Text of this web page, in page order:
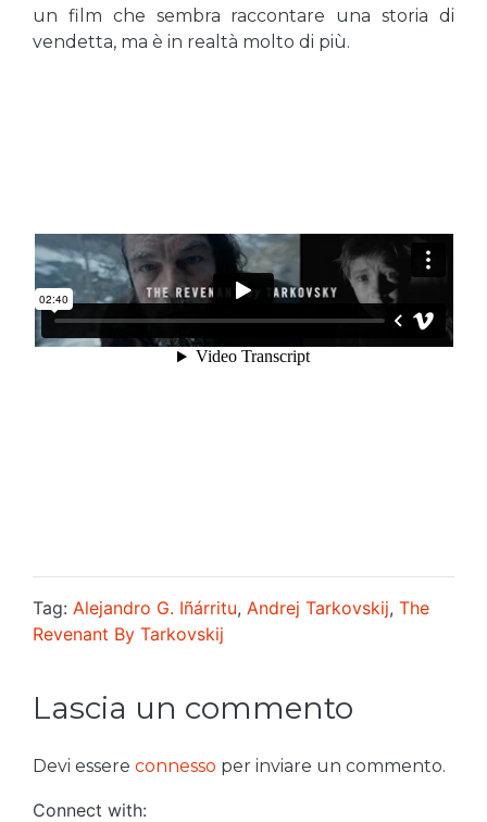
un film che sembra raccontare una storia di
vendetta, ma è in realtà molto di più.
Tag: Alejandro G. Iñárritu, Andrej Tarkovskij, The
Revenant By Tarkovskij
Lascia un commento
Devi essere connesso per inviare un commento.
Connect with: